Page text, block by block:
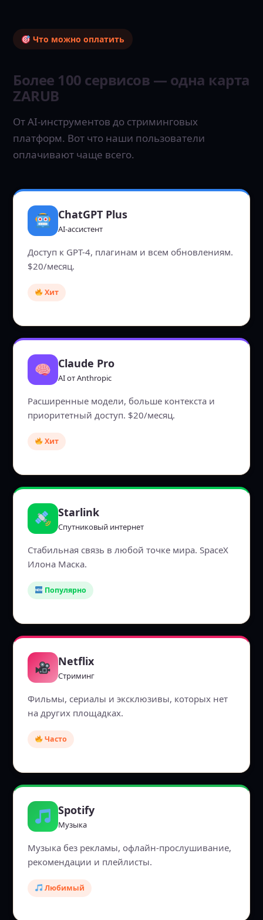
Что можно оплатить
Более 100 сервисов — одна карта
ZARUB
От AI-инструментов до стриминговых
платформ. Вот что наши пользователи
оплачивают чаще всего.
ChatGPT Plus
AI-ассистент
Доступ к GPT-4, плагинам и всем обновлениям.
$20/месяц.
Хит
Claude Pro
AI от Anthropic
Расширенные модели, больше контекста и
приоритетный доступ. $20/месяц.
Хит
Starlink
Спутниковый интернет
Стабильная связь в любой точке мира. SpaceX
Илона Маска.
Популярно
Netflix
Стриминг
Фильмы, сериалы и эксклюзивы, которых нет
на других площадках.
Часто
Spotify
Музыка
Музыка без рекламы, офлайн-прослушивание,
рекомендации и плейлисты.
Любимый